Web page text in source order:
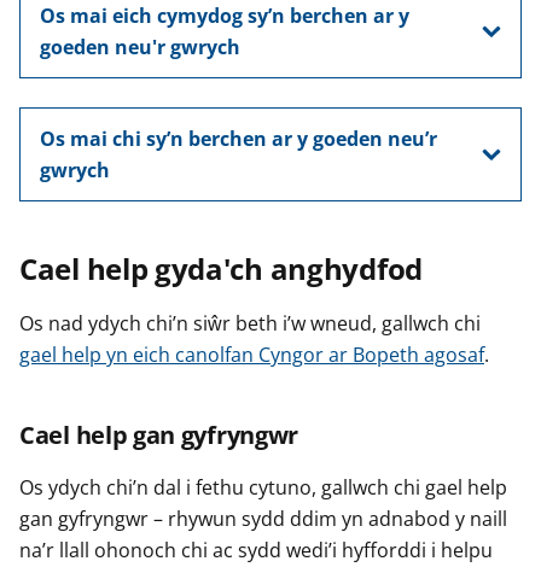
Os mai eich cymydog sy’n berchen ar y
goeden neu'r gwrych
Os mai chi sy’n berchen ar y goeden neu’r
gwrych
Cael help gyda'ch anghydfod
Os nad ydych chi’n siŵr beth i’w wneud, gallwch chi
gael help yn eich canolfan Cyngor ar Bopeth agosaf.
Cael help gan gyfryngwr
Os ydych chi’n dal i fethu cytuno, gallwch chi gael help
gan gyfryngwr – rhywun sydd ddim yn adnabod y naill
na’r llall ohonoch chi ac sydd wedi’i hyfforddi i helpu